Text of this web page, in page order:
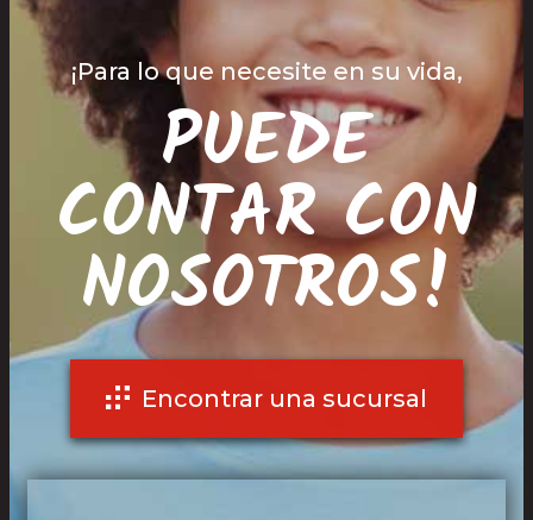
¡Para lo que necesite en su vida,
PUEDE
CONTAR CON
NOSOTROS!
Encontrar una sucursal